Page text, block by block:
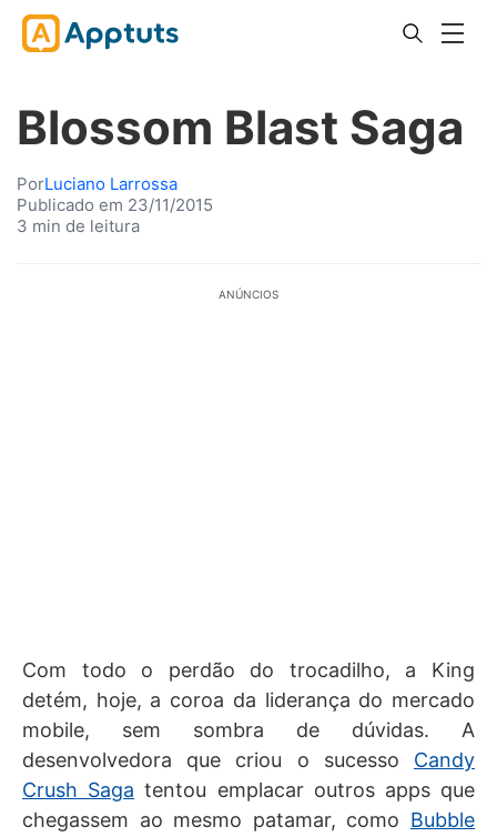
Blossom Blast Saga
PorLuciano Larrossa
Publicado em 23/11/2015
3 min de leitura
ANÚNCIOS
Com todo o perdão do trocadilho, a King
detém, hoje, a coroa da liderança do mercado
mobile, sem sombra de dúvidas. A
desenvolvedora que criou o sucesso Candy
Crush Saga tentou emplacar outros apps que
chegassem ao mesmo patamar, como Bubble